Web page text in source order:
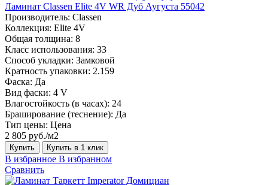
Ламинат Classen Elite 4V WR Дуб Аугуста 55042
Производитель: Classen
Коллекция: Elite 4V
Общая толщина: 8
Класс использования: 33
Способ укладки: Замковой
Кратность упаковки: 2.159
Фаска: Да
Вид фаски: 4 V
Влагостойкость (в часах): 24
Браширование (теснение): Да
Тип цены: Цена
2 805 руб./м2
Купить Купить в 1 клик
В избранное В избранном
Сравнить